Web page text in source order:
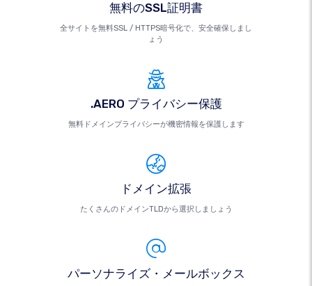
無料のSSL証明書
全サイトを無料SSL / HTTPS暗号化で、安全確保しまし
ょう
.AERO プライバシー保護
無料ドメインプライバシーが機密情報を保護します
ドメイン拡張
たくさんのドメインTLDから選択しましょう
パーソナライズ・メールボックス